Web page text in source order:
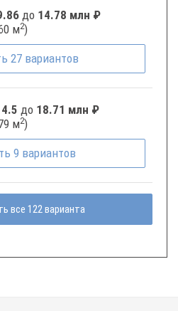
до 14.78 млн ₽
м2)
27 вариантов
до 18.71 млн ₽
м2)
9 вариантов
все 122 варианта